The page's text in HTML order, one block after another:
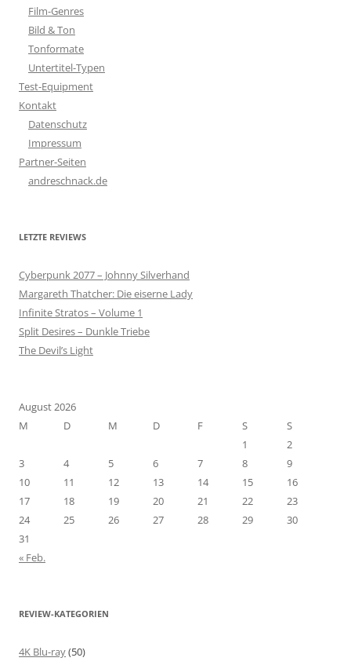
Film-Genres
Bild & Ton
Tonformate
Untertitel-Typen
Test-Equipment
Kontakt
Datenschutz
Impressum
Partner-Seiten
andreschnack.de
LETZTE REVIEWS
Cyberpunk 2077 – Johnny Silverhand
Margareth Thatcher: Die eiserne Lady
Infinite Stratos – Volume 1
Split Desires – Dunkle Triebe
The Devil’s Light
August 2026
M
D M D F S
S
1
2
3
4 5 6 7 8
9
10
11 12 13 14 15
16
17
18 19 20 21 22
23
24
25 26 27 28 29
30
31
« Feb.
REVIEW-KATEGORIEN
4K Blu-ray(50)